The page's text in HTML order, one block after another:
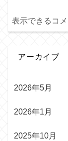
表示できるコ
アーカイブ
2026年5月
2026年1月
2025年10月